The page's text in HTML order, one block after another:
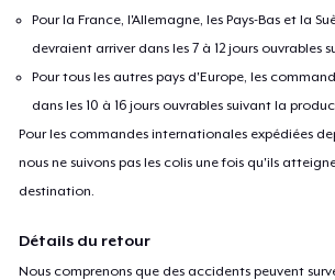
Pour la France, l'Allemagne, les Pays-Bas et la
devraient arriver dans les 7 à 12 jours ouvrables
Pour tous les autres pays d'Europe, les
dans les 10 à 16 jours ouvrables suivant la
Pour les commandes internationales expédiées
nous ne suivons pas les colis une fois qu'ils
destination.
Détails du retour
Nous comprenons que des accidents peuvent